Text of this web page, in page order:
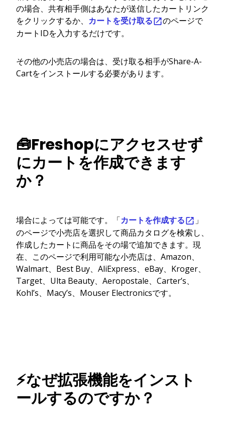
の場合、共有相手側はあなたが送信したカートリンク
をクリックするか、 カートを受け取る
のページで
カートIDを入力するだけです。
その他の小売店の場合は、受け取る相手がShare-A-
Cartをインストールする必要があります。
🧰Freshopにアクセスせず
にカートを作成できます
か？
場合によっては可能です。「カートを作成する
」
のページで小売店を選択して商品カタログを検索し、
作成したカートに商品をその場で追加できます。現
在、このページで利用可能な小売店は、Amazon、
Walmart、Best Buy、AliExpress、eBay、Kroger、
Target、Ulta Beauty、Aeropostale、Carter’s、
Kohl’s、Macy’s、Mouser Electronicsです。
⚡なぜ拡張機能をインスト
ールするのですか？